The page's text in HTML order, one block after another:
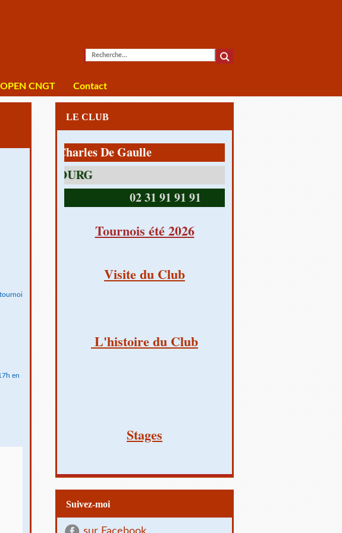
OPEN CNGT Contact
tournoi
en
LE CLUB
1 av Charles De Gaulle
02 31 91 91 91
Tournois été 2026
Visite du Club
L'histoire du Club
Stages
Suivez-moi
sur Facebook